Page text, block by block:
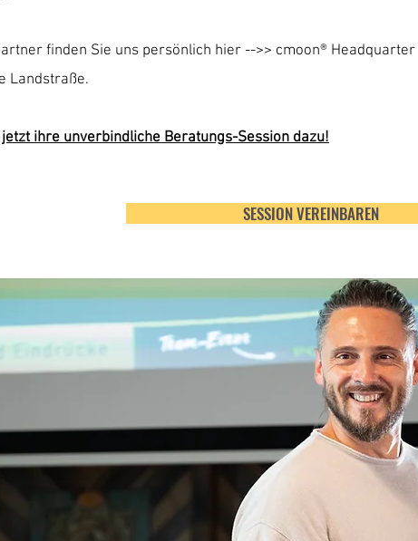
finden Sie uns persönlich hier -->> cmoon®
Landstraße.
ihre unverbindliche Beratungs-Session dazu!
SESSION VEREINBAREN